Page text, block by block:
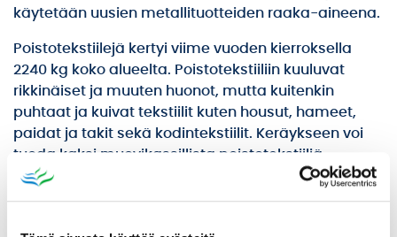
käytetään uusien metallituotteiden raaka-aineena.
Poistotekstiilejä kertyi viime vuoden kierroksella
2240 kg koko alueelta. Poistotekstiiliin kuuluvat
rikkinäiset ja muuten huonot, mutta kuitenkin
puhtaat ja kuivat tekstiilit kuten housut, hameet,
paidat ja takit sekä kodintekstiilit. Keräykseen voi
tuoda kaksi muovikassillista poistotekstiiliä
kerrallaan. Kerätystä poistotekstiilistä jalostetaan